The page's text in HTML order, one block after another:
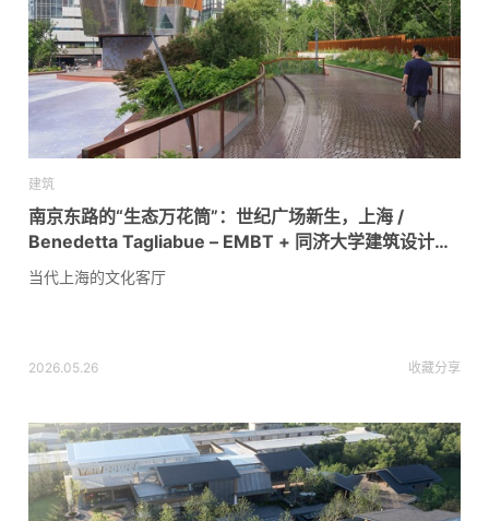
建筑
南京东路的“生态万花筒”：世纪广场新生，上海 /
Benedetta Tagliabue – EMBT + 同济大学建筑设计研
究院
当代上海的文化客厅
2026.05.26 收藏分享